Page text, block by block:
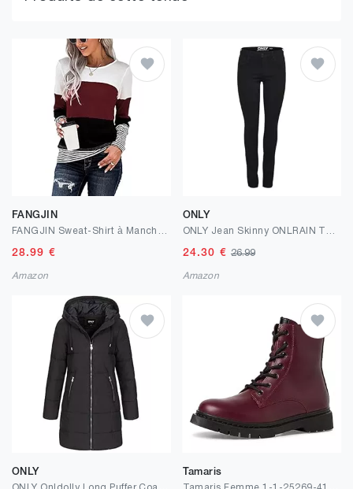
FANGJIN
28.99 €
Amazon
ONLY
24.30 € 26.99
Amazon
ONLY
Tamaris